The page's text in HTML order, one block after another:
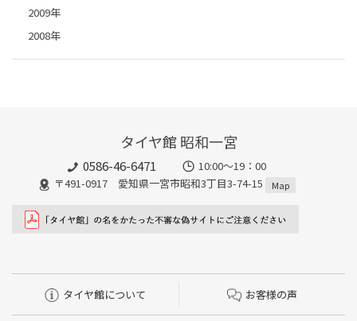
2009年
2008年
タイヤ館 昭和一宮
0586-46-6471
10:00～19：00
〒491-0917 愛知県一宮市昭和3丁目3-74-15
Map
タイヤ館について お客様の声